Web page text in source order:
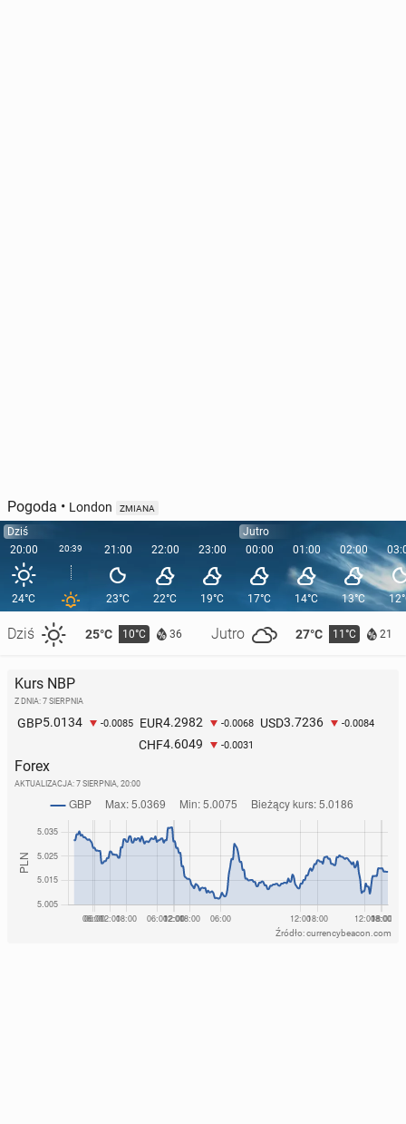
Pogoda • London ZMIANA
Dziś
20:00
24°C
Dziś 25°C 10°C 36 Jutro 27°C 11°C 21
20:39 21:00
23°C
22:00
22°C
23:00
19°C
Jutro
00:00
17°C
01:00
14°C
02:00
13°C
Kurs NBP
Z DNIA: 7 SIERPNIA
GBP5.0134 -0.0085 EUR4.2982 -0.0068 USD3.7236 -0.0084
CHF4.6049 -0.0031
Forex
AKTUALIZACJA: 7 SIERPNIA, 20:00
Źródło: currencybeacon.com